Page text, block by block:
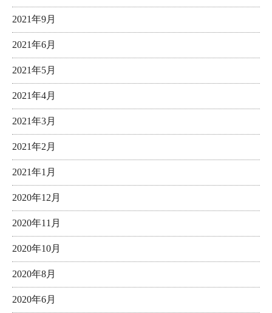
2021年9月
2021年6月
2021年5月
2021年4月
2021年3月
2021年2月
2021年1月
2020年12月
2020年11月
2020年10月
2020年8月
2020年6月